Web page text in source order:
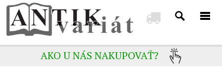
AKO U NÁS NAKUPOVAŤ?